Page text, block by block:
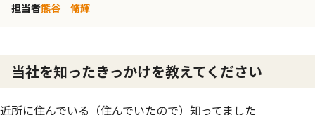
担当者熊谷 脩輝
当社を知ったきっかけを教えてください
近所に住んでいる（住んでいたので）知ってました